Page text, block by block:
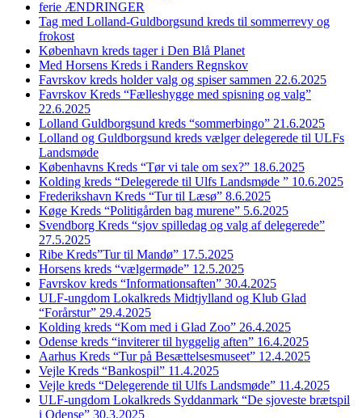
ferie ÆNDRINGER
Tag med Lolland-Guldborgsund kreds til sommerrevy og
frokost
København kreds tager i Den Blå Planet
Med Horsens Kreds i Randers Regnskov
Favrskov kreds holder valg og spiser sammen 22.6.2025
Favrskov Kreds “Fælleshygge med spisning og valg”
22.6.2025
Lolland Guldborgsund kreds “sommerbingo” 21.6.2025
Lolland og Guldborgsund kreds vælger delegerede til ULFs
Landsmøde
Københavns Kreds “Tør vi tale om sex?” 18.6.2025
Kolding kreds “Delegerede til Ulfs Landsmøde ” 10.6.2025
Frederikshavn Kreds “Tur til Læsø” 8.6.2025
Køge Kreds “Politigården bag murene” 5.6.2025
Svendborg Kreds “sjov spilledag og valg af delegerede”
27.5.2025
Ribe Kreds”Tur til Mandø” 17.5.2025
Horsens kreds “vælgermøde” 12.5.2025
Favrskov kreds “Informationsaften” 30.4.2025
ULF-ungdom Lokalkreds Midtjylland og Klub Glad
“Forårstur” 29.4.2025
Kolding kreds “Kom med i Glad Zoo” 26.4.2025
Odense kreds “inviterer til hyggelig aften” 16.4.2025
Aarhus Kreds “Tur på Besættelsesmuseet” 12.4.2025
Vejle Kreds “Bankospil” 11.4.2025
Vejle kreds “Delegerende til Ulfs Landsmøde” 11.4.2025
ULF-ungdom Lokalkreds Syddanmark “De sjoveste brætspil
i Odense” 30.3.2025